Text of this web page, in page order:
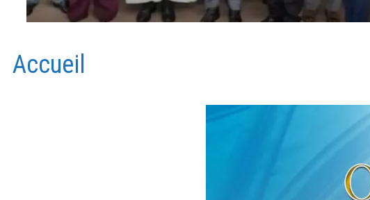
Accueil